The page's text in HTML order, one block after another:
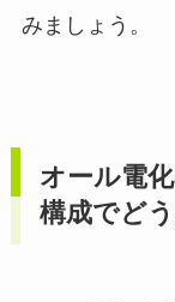
みましょう。
オール電
構成でど